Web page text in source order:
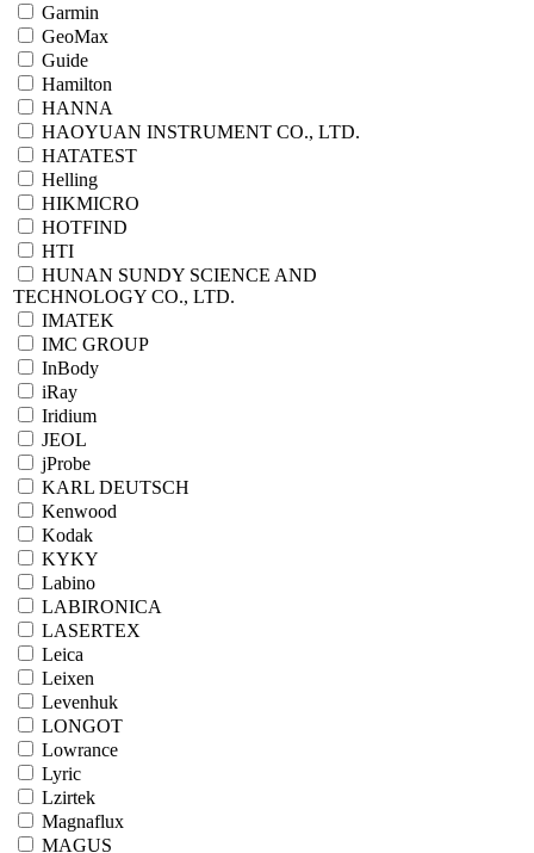
Garmin
GeoMax
Guide
Hamilton
HANNA
HAOYUAN INSTRUMENT CO., LTD.
HATATEST
Helling
HIKMICRO
HOTFIND
HTI
HUNAN SUNDY SCIENCE AND
TECHNOLOGY CO., LTD.
IMATEK
IMC GROUP
InBody
iRay
Iridium
JEOL
jProbe
KARL DEUTSCH
Kenwood
Kodak
KYKY
Labino
LABIRONICA
LASERTEX
Leica
Leixen
Levenhuk
LONGOT
Lowrance
Lyric
Lzirtek
Magnaflux
MAGUS